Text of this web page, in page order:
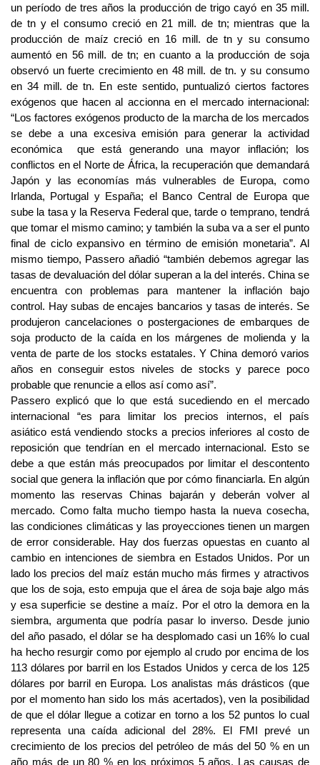
un período de tres años la producción de trigo cayó en 35 mill.
de tn y el consumo creció en 21 mill. de tn; mientras que la
producción de maíz creció en 16 mill. de tn y su consumo
aumentó en 56 mill. de tn; en cuanto a la producción de soja
observó un fuerte crecimiento en 48 mill. de tn. y su consumo
en 34 mill. de tn. En este sentido, puntualizó ciertos factores
exógenos que hacen al accionna en el mercado internacional:
“Los factores exógenos producto de la marcha de los mercados
se debe a una excesiva emisión para generar la actividad
económica que está generando una mayor inflación; los
conflictos en el Norte de África, la recuperación que demandará
Japón y las economías más vulnerables de Europa, como
Irlanda, Portugal y España; el Banco Central de Europa que
sube la tasa y la Reserva Federal que, tarde o temprano, tendrá
que tomar el mismo camino; y también la suba va a ser el punto
final de ciclo expansivo en término de emisión monetaria”. Al
mismo tiempo, Passero añadió “también debemos agregar las
tasas de devaluación del dólar superan a la del interés. China se
encuentra con problemas para mantener la inflación bajo
control. Hay subas de encajes bancarios y tasas de interés. Se
produjeron cancelaciones o postergaciones de embarques de
soja producto de la caída en los márgenes de molienda y la
venta de parte de los stocks estatales. Y China demoró varios
años en conseguir estos niveles de stocks y parece poco
probable que renuncie a ellos así como así”.
Passero explicó que lo que está sucediendo en el mercado
internacional “es para limitar los precios internos, el país
asiático está vendiendo stocks a precios inferiores al costo de
reposición que tendrían en el mercado internacional. Esto se
debe a que están más preocupados por limitar el descontento
social que genera la inflación que por cómo financiarla. En algún
momento las reservas Chinas bajarán y deberán volver al
mercado. Como falta mucho tiempo hasta la nueva cosecha,
las condiciones climáticas y las proyecciones tienen un margen
de error considerable. Hay dos fuerzas opuestas en cuanto al
cambio en intenciones de siembra en Estados Unidos. Por un
lado los precios del maíz están mucho más firmes y atractivos
que los de soja, esto empuja que el área de soja baje algo más
y esa superficie se destine a maíz. Por el otro la demora en la
siembra, argumenta que podría pasar lo inverso. Desde junio
del año pasado, el dólar se ha desplomado casi un 16% lo cual
ha hecho resurgir como por ejemplo al crudo por encima de los
113 dólares por barril en los Estados Unidos y cerca de los 125
dólares por barril en Europa. Los analistas más drásticos (que
por el momento han sido los más acertados), ven la posibilidad
de que el dólar llegue a cotizar en torno a los 52 puntos lo cual
representa una caída adicional del 28%. El FMI prevé un
crecimiento de los precios del petróleo de más del 50 % en un
año más de un 80 % en los próximos 5 años. Las causas de